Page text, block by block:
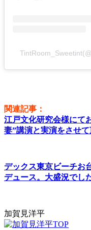
関連記事：
江戸文化研究会様にて
妻”講演と実演をさせて
デックス東京ビーチお
デュース。大盛況でし
加賀見洋平